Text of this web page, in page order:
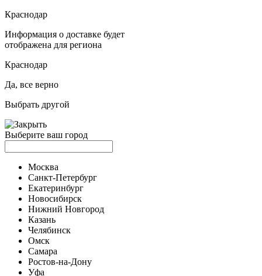
Краснодар
Информация о доставке будет
отображена для региона
Краснодар
Да, все верно
Выбрать другой
Выберите ваш город
Москва
Санкт-Петербург
Екатеринбург
Новосибирск
Нижний Новгород
Казань
Челябинск
Омск
Самара
Ростов-на-Дону
Уфа